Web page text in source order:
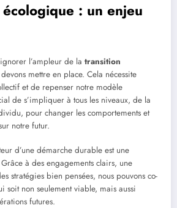
: un enjeu
l’ampleur de la transition
mettre en place. Cela nécessite
et de repenser notre modèle
de s’impliquer à tous les niveaux, de la
pour changer les comportements et
notre futur.
d’une démarche durable est une
à des engagements clairs, une
stratégies bien pensées, nous pouvons co-
soit non seulement viable, mais aussi
futures.